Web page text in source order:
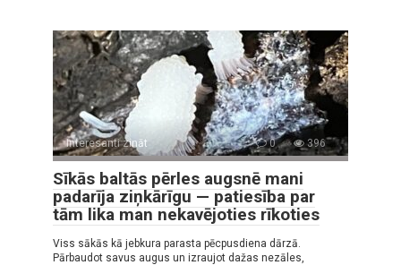
Interesanti zināt 0 396
Sīkās baltās pērles augsnē mani
padarīja ziņkārīgu — patiesība par
tām lika man nekavējoties rīkoties
Viss sākās kā jebkura parasta pēcpusdiena dārzā.
Pārbaudot savus augus un izraujot dažas nezāles,